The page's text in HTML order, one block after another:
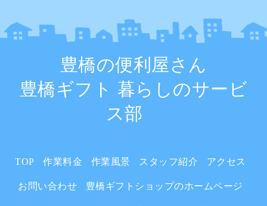
豊橋の便利屋さん
豊橋ギフト 暮らしのサービ
ス部
TOP 作業料金 作業風景 スタッフ紹介 アクセス
お問い合わせ 豊橋ギフトショップのホームページ